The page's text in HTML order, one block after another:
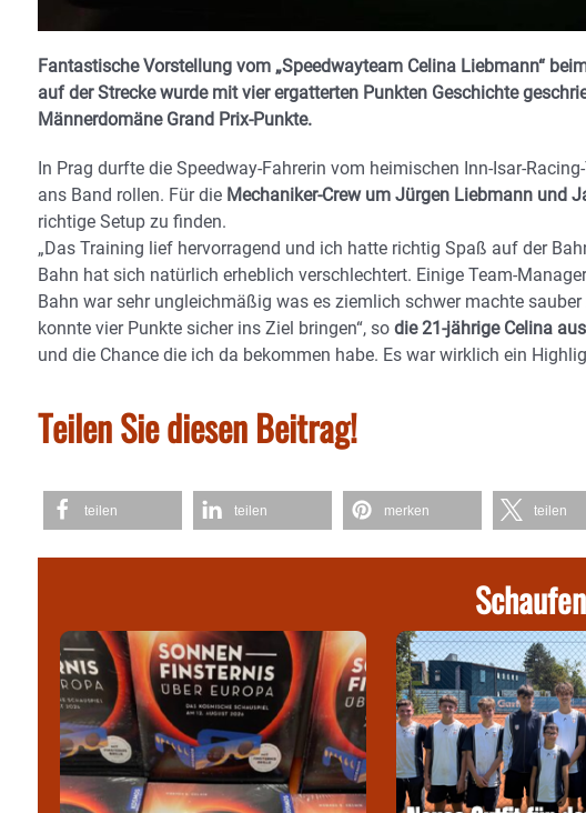
Fantastische Vorstellung vom „Speedwayteam Celina Liebmann“
auf der Strecke wurde mit vier ergatterten Punkten Geschichte
Männerdomäne Grand Prix-Punkte.
In Prag durfte die Speedway-Fahrerin vom heimischen Inn-Isar-
ans Band rollen. Für die Mechaniker-Crew um Jürgen Liebmann und
richtige Setup zu finden.
„Das Training lief hervorragend und ich hatte richtig Spaß auf der
Bahn hat sich natürlich erheblich verschlechtert. Einige Team-
Bahn war sehr ungleichmäßig was es ziemlich schwer machte
konnte vier Punkte sicher ins Ziel bringen“, so die 21-jährige Celina
und die Chance die ich da bekommen habe. Es war wirklich ein
Teilen Sie diesen Beitrag!
teilen teilen merken teilen